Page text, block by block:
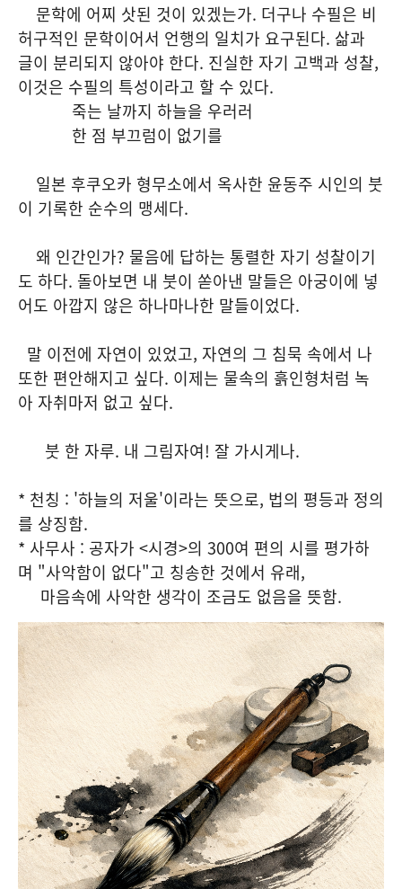
문학에 어찌 삿된 것이 있겠는가. 더구나 수필은 비
허구적인 문학이어서 언행의 일치가 요구된다. 삶과
글이 분리되지 않아야 한다. 진실한 자기 고백과 성찰,
이것은 수필의 특성이라고 할 수 있다.
죽는 날까지 하늘을 우러러
한 점 부끄럼이 없기를
일본 후쿠오카 형무소에서 옥사한 윤동주 시인의 붓
이 기록한 순수의 맹세다.
왜 인간인가? 물음에 답하는 통렬한 자기 성찰이기
도 하다. 돌아보면 내 붓이 쏟아낸 말들은 아궁이에 넣
어도 아깝지 않은 하나마나한 말들이었다.
말 이전에 자연이 있었고, 자연의 그 침묵 속에서 나
또한 편안해지고 싶다. 이제는 물속의 흙인형처럼 녹
아 자취마저 없고 싶다.
붓 한 자루. 내 그림자여! 잘 가시게나.
* 천칭 : '하늘의 저울'이라는 뜻으로, 법의 평등과 정의
를 상징함.
* 사무사 : 공자가 <시경>의 300여 편의 시를 평가하
며 "사악함이 없다"고 칭송한 것에서 유래,
마음속에 사악한 생각이 조금도 없음을 뜻함.